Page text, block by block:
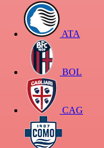
ATA
BOL
CAG